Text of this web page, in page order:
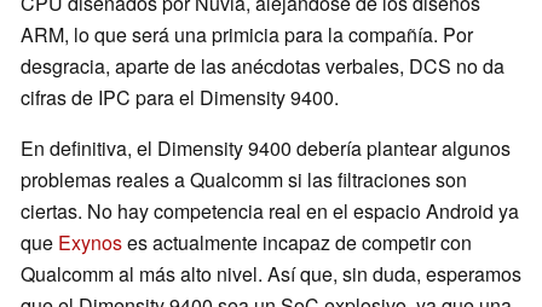
ARM, lo que será una primicia para la compañía. Por
desgracia, aparte de las anécdotas verbales, DCS no da
cifras de IPC para el Dimensity 9400.
En definitiva, el Dimensity 9400 debería plantear algunos
problemas reales a Qualcomm si las filtraciones son
ciertas. No hay competencia real en el espacio Android ya
que Exynoses actualmente incapaz de competir con
Qualcomm al más alto nivel. Así que, sin duda, esperamos